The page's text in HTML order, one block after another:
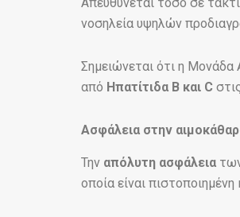
νοσηλεία υψηλών
Σημειώνεται ότι η Μονάδα
από Ηπατίτιδα Β και C
Ασφάλεια στην
Την απόλυτη ασφάλεια
οποία είναι